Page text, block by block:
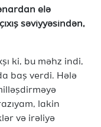
elə
səviyyəsindən,
ki, bu məhz indi,
baş verdi. Hələ
lakin
və irəliyə